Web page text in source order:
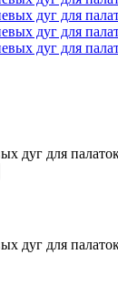
дуг для
дуг для